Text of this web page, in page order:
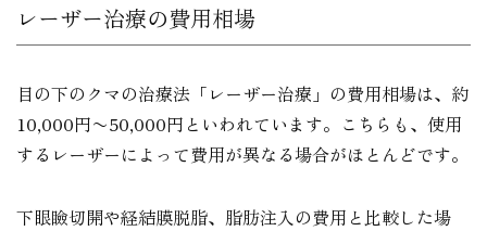
レーザー治療の費用相場
目の下のクマの治療法「レーザー治療」の費用相場は、約
10,000円〜50,000円といわれています。こちらも、使用
するレーザーによって費用が異なる場合がほとんどです。
下眼瞼切開や経結膜脱脂、脂肪注入の費用と比較した場